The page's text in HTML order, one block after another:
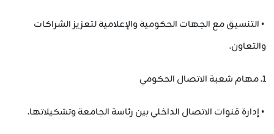
• التنسيق مع الجهات الحكومية والإعلامية لتعزيز الشراكات
والتعاون.
1. مهام شعبة الاتصال الحكومي
• إدارة قنوات الاتصال الداخلي بين رئاسة الجامعة وتشكيلاتها.